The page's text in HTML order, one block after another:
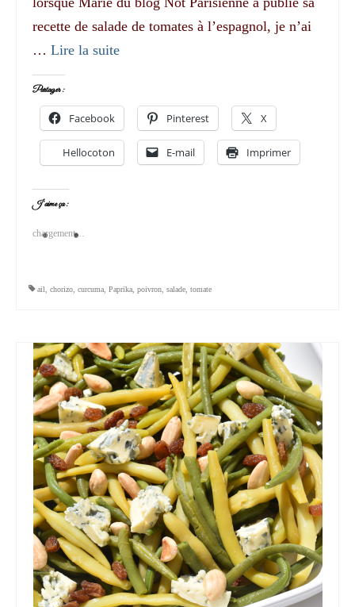
recette de salade de tomates à l’espagnol, je n’ai
… Lire la suite­­
Partager :
Facebook Pinterest X
Hellocoton E-mail Imprimer
J’aime ça :
chargement…
ail chorizo curcuma Paprika poivron salade tomate